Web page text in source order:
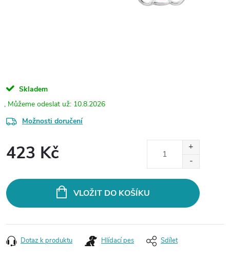
Skladem
10.8.2026
Možnosti doručení
423 Kč
VLOŽIT DO KOŠÍKU
Dotaz k produktu Hlídací pes Sdílet